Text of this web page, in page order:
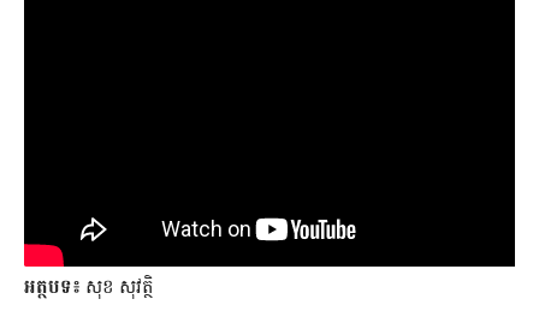
អត្ថបទ៖ សុខ សុវត្ថិ